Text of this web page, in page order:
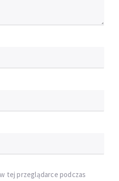
tej przeglądarce podczas